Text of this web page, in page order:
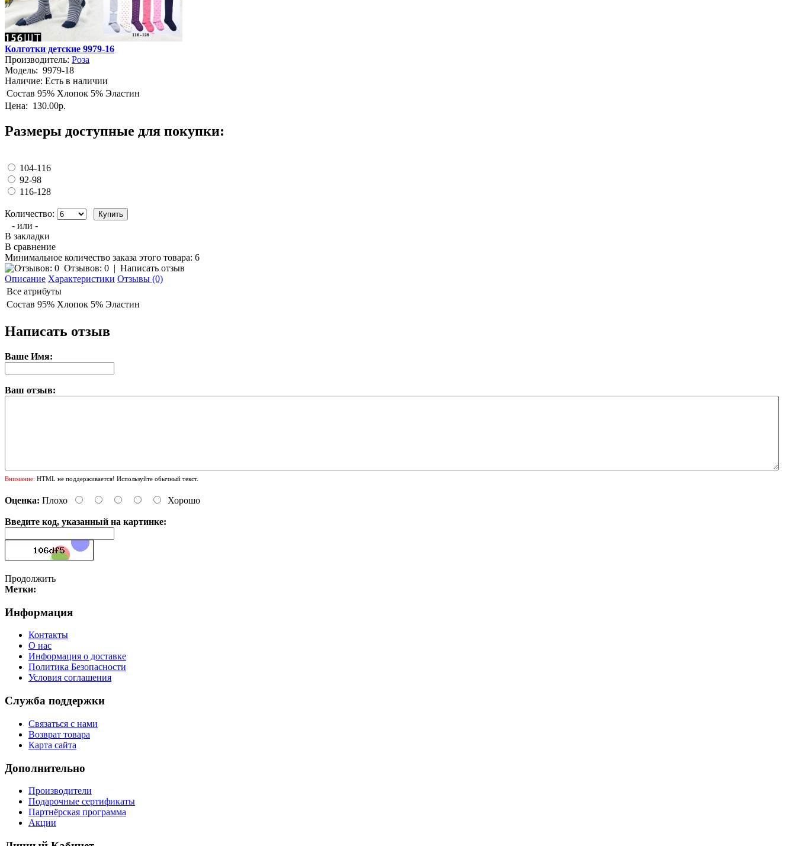
Колготки детские 9979-16
Производитель: Роза
Модель: 9979-18
Наличие: Есть в наличии
Состав 95% Хлопок 5% Эластин
Цена: 130.00р.
Размеры доступные для покупки:
104-116
92-98
116-128
Количество:
- или -
В закладки
В сравнение
Минимальное количество заказа этого товара: 6
Отзывов: 0 | Написать отзыв
Описание Характеристики Отзывы (0)
Все атрибуты
Состав 95% Хлопок 5% Эластин
Написать отзыв
Ваше Имя:
Ваш отзыв:
Внимание: HTML не поддерживается! Используйте обычный текст.
Оценка: Плохо Хорошо
Введите код, указанный на картинке:
Продолжить
Метки:
Информация
Контакты
О нас
Информация о доставке
Политика Безопасности
Условия соглашения
Служба поддержки
Связаться с нами
Возврат товара
Карта сайта
Дополнительно
Производители
Подарочные сертификаты
Партнёрская программа
Акции